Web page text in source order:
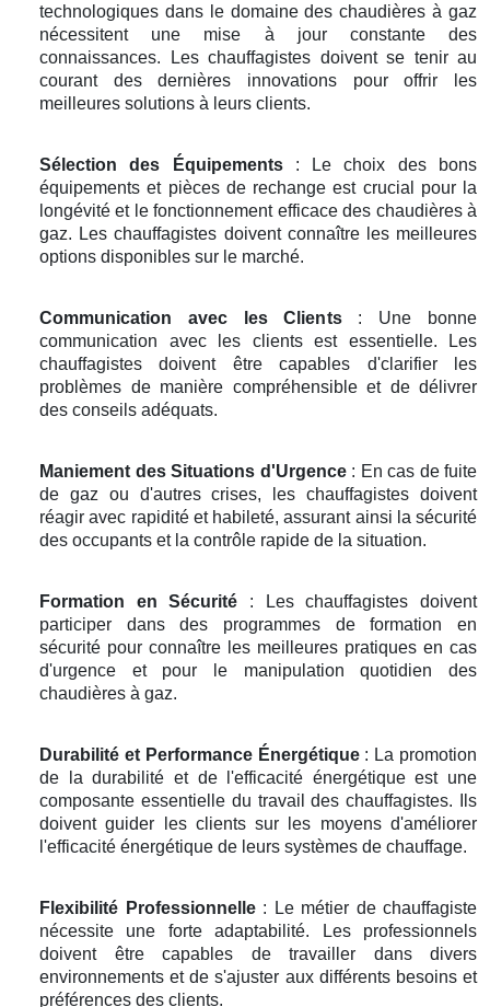
technologiques dans le domaine des chaudières à gaz
nécessitent une mise à jour constante des
connaissances. Les chauffagistes doivent se tenir au
courant des dernières innovations pour offrir les
meilleures solutions à leurs clients.
Sélection des Équipements: Le choix des bons
équipements et pièces de rechange est crucial pour la
longévité et le fonctionnement efficace des chaudières à
gaz. Les chauffagistes doivent connaître les meilleures
options disponibles sur le marché.
Communication avec les Clients: Une bonne
communication avec les clients est essentielle. Les
chauffagistes doivent être capables d'clarifier les
problèmes de manière compréhensible et de délivrer
des conseils adéquats.
Maniement des Situations d'Urgence: En cas de fuite
de gaz ou d'autres crises, les chauffagistes doivent
réagir avec rapidité et habileté, assurant ainsi la sécurité
des occupants et la contrôle rapide de la situation.
Formation en Sécurité : Les chauffagistes doivent
participer dans des programmes de formation en
sécurité pour connaître les meilleures pratiques en cas
d'urgence et pour le manipulation quotidien des
chaudières à gaz.
Durabilité et Performance Énergétique: La promotion
de la durabilité et de l'efficacité énergétique est une
composante essentielle du travail des chauffagistes. Ils
doivent guider les clients sur les moyens d'améliorer
l'efficacité énergétique de leurs systèmes de chauffage.
Flexibilité Professionnelle: Le métier de chauffagiste
nécessite une forte adaptabilité. Les professionnels
doivent être capables de travailler dans divers
environnements et de s'ajuster aux différents besoins et
préférences des clients.